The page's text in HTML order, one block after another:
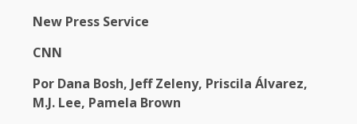
New Press Service
CNN
Por Dana Bosh, Jeff Zeleny, Priscila Álvarez,
M.J. Lee, Pamela Brown